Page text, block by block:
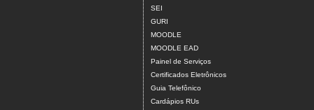
SEI
GURI
MOODLE
MOODLE EAD
Painel de Serviços
Certificados Eletrônicos
Guia Telefônico
Cardápios RUs